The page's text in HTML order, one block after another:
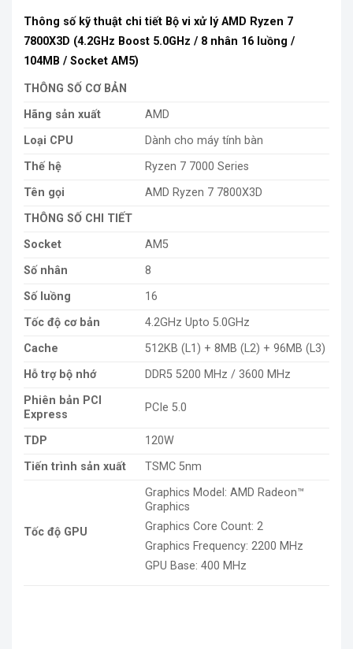
Thông số kỹ thuật chi tiết Bộ vi xử lý AMD Ryzen 7
7800X3D (4.2GHz Boost 5.0GHz / 8 nhân 16 luồng /
104MB / Socket AM5)
THÔNG SỐ CƠ BẢN
Hãng sản xuất
AMD
Loại CPU
Dành cho máy tính bàn
Thế hệ
Ryzen 7 7000 Series
Tên gọi
AMD Ryzen 7 7800X3D
THÔNG SỐ CHI TIẾT
Socket
AM5
Số nhân
8
Số luồng
16
Tốc độ cơ bản
4.2GHz Upto 5.0GHz
Cache
512KB (L1) + 8MB (L2) + 96MB (L3)
Hỗ trợ bộ nhớ
DDR5 5200 MHz / 3600 MHz
Phiên bản PCI
Express
PCIe 5.0
TDP
120W
Tiến trình sản xuất
TSMC 5nm
Tốc độ GPU
Graphics Model: AMD Radeon™
Graphics
Graphics Core Count: 2
Graphics Frequency: 2200 MHz
GPU Base: 400 MHz